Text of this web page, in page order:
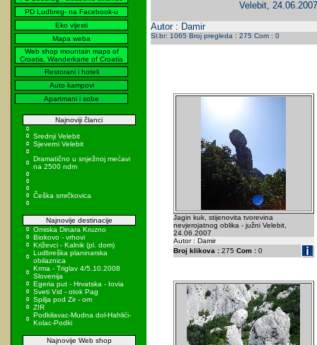
PD Ludbreg- na Facebook-u
Eko vijesti
Mapa weba
Web shop mountain maps of
Croatia, Wanderkarte of Croatia
Restorani i hoteli
Auto kampovi
Apartmani i sobe
Najnoviji članci
Srednji Velebit
Sjeverni Velebit
Dramatično u snježnoj mećavi
na 2500 ndm
Češka smrčkovica
Najnovije destinacije
Omiska Dinara Kruzno
Biokovo - vrhovi
Križevci - Kalnik (pl. dom)
Ludbreška planinarska
obilaznica
Krma - Triglav 4/5.10.2008
Slovenija
Egeria put - Hrvatska - Iovia
Sveti Vid - otok Pag
Spilja pod Zir - om
ZIR
Podkilavac-Mudna dol-Hahlići-
Kolac-Podki
Najnovije Web shop
Velebit, 24.06.2007
Autor : Damir
Sl.br: 1065 Broj pregleda : 275 Com : 0
Jagin kuk, stijenovita tvorevina
nevjerojatnog oblika - južni Velebit,
24.06.2007
Autor : Damir
Broj klikova :275 Com :0